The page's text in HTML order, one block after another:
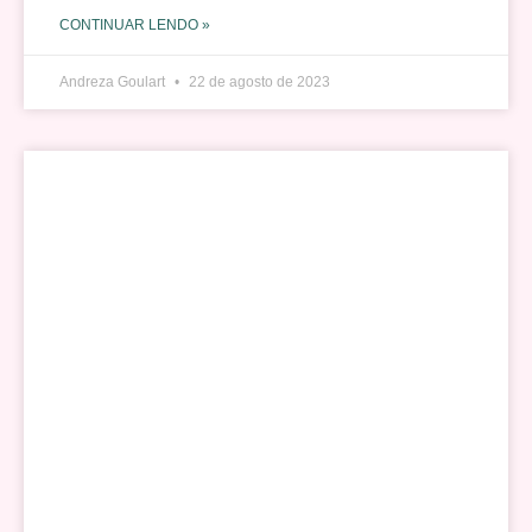
CONTINUAR LENDO »
Andreza Goulart 22 de agosto de 2023